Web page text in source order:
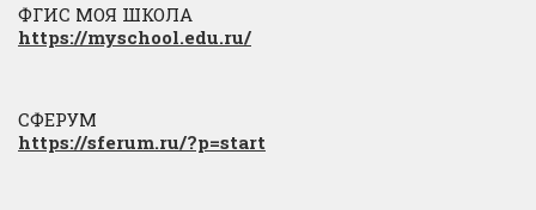
ФГИС МОЯ ШКОЛА
https://myschool.edu.ru/
СФЕРУМ
https://sferum.ru/?p=start